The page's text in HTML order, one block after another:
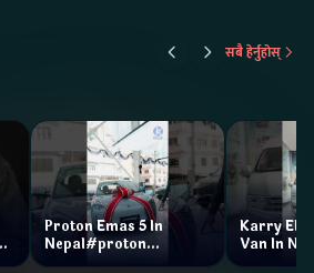
सबै हेर्नुहोस्
Proton Emas 5 In
Nepal#proton
Karry
Van In
Bazar II